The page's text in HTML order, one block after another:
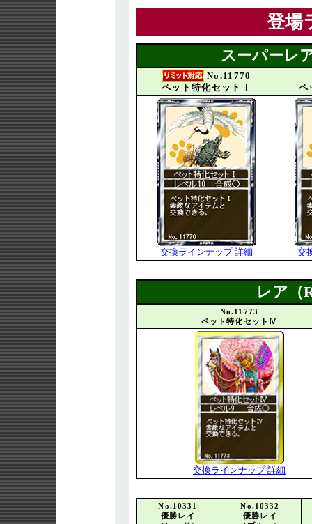
登場
スーパーレ
No.11770
ペット特化セットⅠ
ペ
交換ラインナップ 詳細 交
レア（
No.11773
ペット特化セットⅣ
交換ラインナップ 詳細
No.10331
優勝レイ
No.10332
優勝レイ